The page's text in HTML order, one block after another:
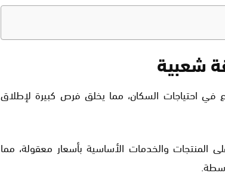
شعبية
في احتياجات السكان، مما يخلق فرص كبيرة لإطلاق
والخدمات الأساسية بأسعار معقولة، مما